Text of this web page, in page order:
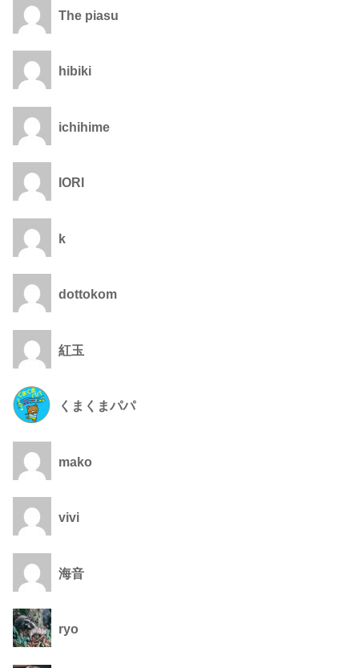
The piasu
hibiki
ichihime
IORI
k
dottokom
紅玉
くまくまパパ
mako
vivi
海音
ryo